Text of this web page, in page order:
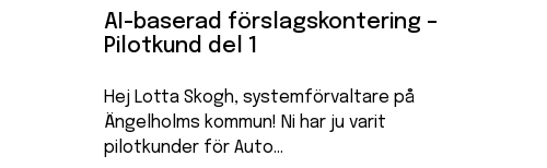
AI-baserad förslagskontering –
Pilotkund del 1
Hej Lotta Skogh, systemförvaltare på
Ängelholms kommun! Ni har ju varit
pilotkunder för Auto...